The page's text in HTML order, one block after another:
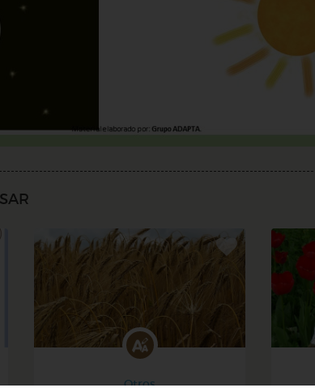
Otros